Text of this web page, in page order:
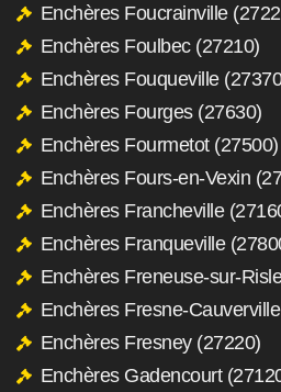
Enchères Foucrainville
Enchères Foulbec (27210)
Enchères Fouqueville
Enchères Fourges (27630)
Enchères Fourmetot (27500)
Enchères Fours-en-Vexin
Enchères Francheville
Enchères Franqueville
Enchères Freneuse-sur-
Enchères Fresne-
Enchères Fresney (27220)
Enchères Gadencourt